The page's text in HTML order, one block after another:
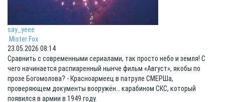
say_yeee
Mister Fox
23.05.2026 08:14
Сравнить с современными сериалами, так просто небо и земля! С
чего начинается распиаренный нынче фильм «Август», якобы по
прозе Богомолова? - Красноармеец в патруле СМЕРШа,
проверяющем документы вооружён… карабином СКС, который
появился в армии в 1949 году.